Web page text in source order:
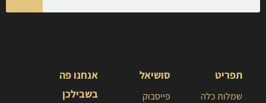
תפריט
שמלות כלה
סושיאל
פייסבוק
אנחנו פה
בשבילכן